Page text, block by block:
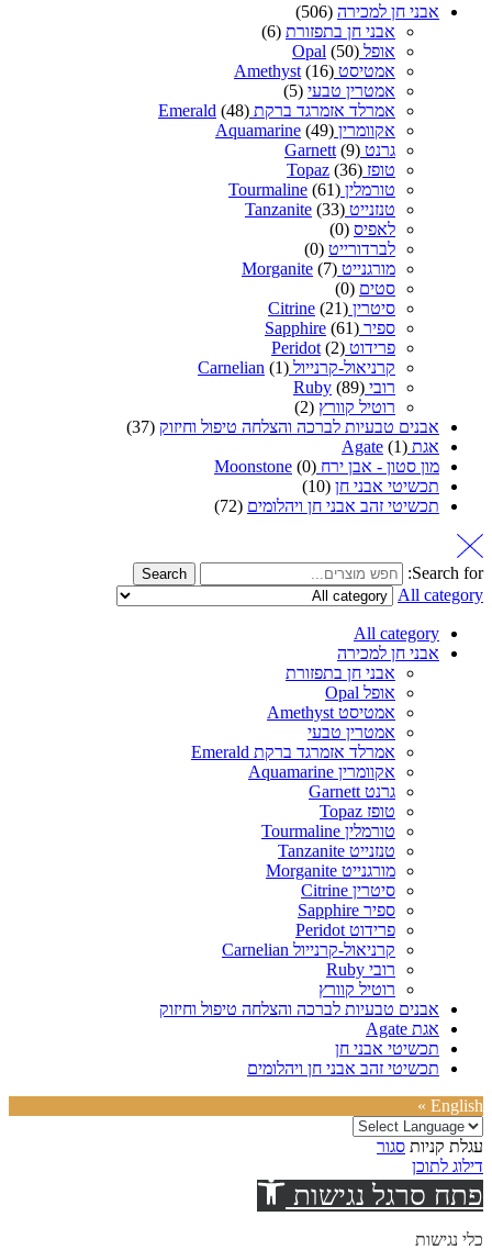
אבני חן למכירה (506)
אבני חן בתפזורת (6)
אופל Opal (50)
אמטיסט Amethyst (16)
אמטרין טבעי (5)
אמרלד אזמרגד ברקת Emerald (48)
אקוומרין Aquamarine (49)
גרנט Garnett (9)
טופז Topaz (36)
טורמלין Tourmaline (61)
טנזנייט Tanzanite (33)
לאפיס (0)
לברדורייט (0)
מורגנייט Morganite (7)
סטים (0)
סיטרין Citrine (21)
ספיר Sapphire (61)
פרידוט Peridot (2)
קרניאול-קרנייול Carnelian (1)
רובי Ruby (89)
רוטיל קוורץ (2)
אבנים טבעיות לברכה והצלחה טיפול וחיזוק (37)
אגת Agate (1)
מון סטון - אבן ירח Moonstone (0)
תכשיטי אבני חן (10)
תכשיטי זהב אבני חן ויהלומים (72)
Search for:
Search
All category
All category
אבני חן למכירה
אבני חן בתפזורת
אופל Opal
אמטיסט Amethyst
אמטרין טבעי
אמרלד אזמרגד ברקת Emerald
אקוומרין Aquamarine
גרנט Garnett
טופז Topaz
טורמלין Tourmaline
טנזנייט Tanzanite
מורגנייט Morganite
סיטרין Citrine
ספיר Sapphire
פרידוט Peridot
קרניאול-קרנייול Carnelian
רובי Ruby
רוטיל קוורץ
אבנים טבעיות לברכה והצלחה טיפול וחיזוק
אגת Agate
תכשיטי אבני חן
תכשיטי זהב אבני חן ויהלומים
English »
עגלת קניות סגור
דילוג לתוכן
פתח סרגל נגישות
כלי נגישות